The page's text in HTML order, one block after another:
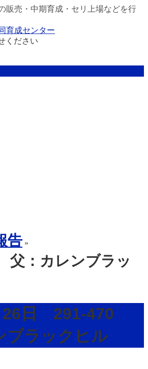
販売・中期育成・セリ上場などを行
育成センター
ください
告 »
父：カレンブラッ
26日 291-470
ブラックヒル